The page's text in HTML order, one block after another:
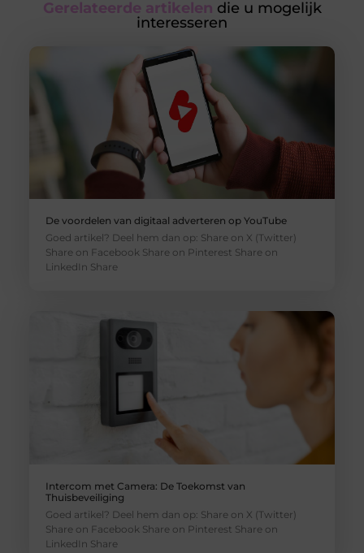
Gerelateerde artikelen die u mogelijk
interesseren
De voordelen van digitaal adverteren op YouTube
Goed artikel? Deel hem dan op: Share on X (Twitter)
Share on Facebook Share on Pinterest Share on
LinkedIn Share
Intercom met Camera: De Toekomst van
Thuisbeveiliging
Goed artikel? Deel hem dan op: Share on X (Twitter)
Share on Facebook Share on Pinterest Share on
LinkedIn Share